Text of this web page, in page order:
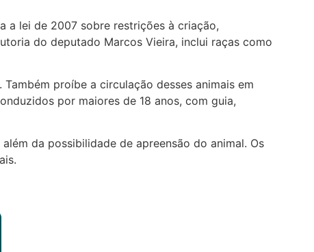
a lei de 2007 sobre restrições à criação,
do deputado Marcos Vieira, inclui raças como
proíbe a circulação desses animais em
por maiores de 18 anos, com guia,
da possibilidade de apreensão do animal. Os